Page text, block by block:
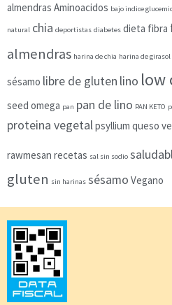
almendras Aminoacidos bajo indice
natural chia deportistas diabetes dieta fibra
almendras harina de chia harina de girasol
sésamo libre de gluten lino low
seed omega pan pan de lino PAN KETO
proteina vegetalpsyllium queso
rawmesan recetas sal sin sodio
gluten sin harinas sésamo Vegano